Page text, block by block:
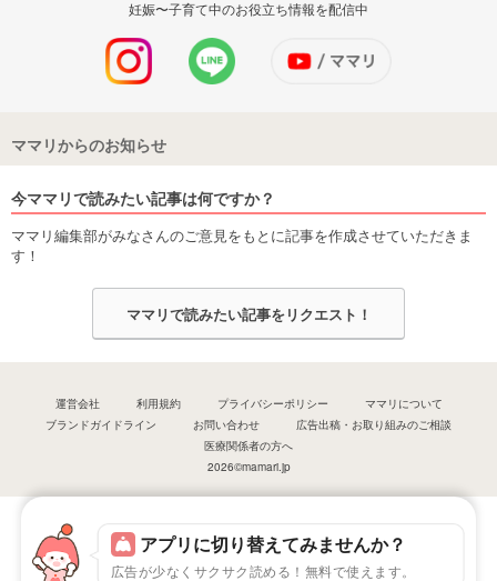
アプリに切り替えてみませんか？
広告が少なくサクサク読める！無料で使えます。
妊娠〜子育て中のお役立ち情報を配信中
ママリからのお知らせ
今ママリで読みたい記事は何ですか？
ママリ編集部がみなさんのご意見をもとに記事を作成させていただきま
す！
ママリで読みたい記事をリクエスト！
運営会社 利用規約 プライバシーポリシー
ママリについて
ブランドガイドライン
お問い合わせ
広告出稿・お取り組みのご相談
医療関係者の方へ
2026©mamari.jp